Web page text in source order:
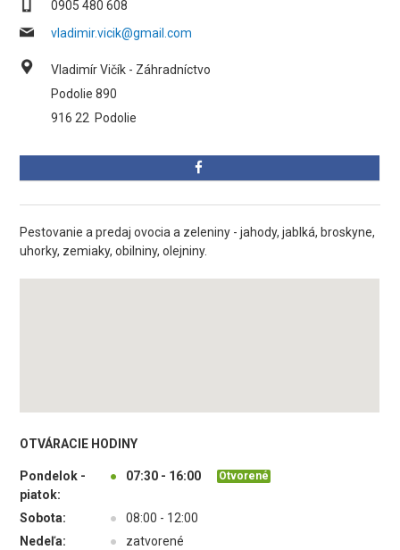
0905 480 608
vladimir.vicik@gmail.com
Vladimír Vičík - Záhradníctvo
Podolie 890
916 22 Podolie
Pestovanie a predaj ovocia a zeleniny - jahody, jablká, broskyne,
uhorky, zemiaky, obilniny, olejniny.
OTVÁRACIE HODINY
Pondelok -
piatok:
● 07:30 - 16:00 Otvorené
Sobota: ●
08:00 - 12:00
Nedeľa:
● zatvorené